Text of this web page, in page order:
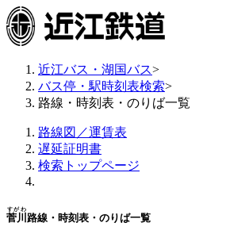
近江バス・湖国バス>
バス停・駅時刻表検索>
路線・時刻表・のりば一覧
路線図／運賃表
遅延証明書
検索トップページ
菅川
すがわ
路線・時刻表・のりば一覧